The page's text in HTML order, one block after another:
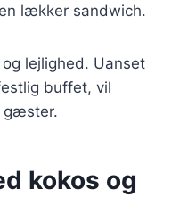
lækker sandwich.
lejlighed. Uanset
buffet, vil
gæster.
kokos og